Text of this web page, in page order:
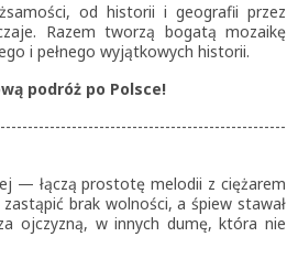
od historii i geografii przez
Razem tworzą bogatą mozaikę
i pełnego wyjątkowych historii.
podróż po Polsce!
— łączą prostotę melodii z ciężarem
brak wolności, a śpiew stawał
ojczyzną, w innych dumę, która nie